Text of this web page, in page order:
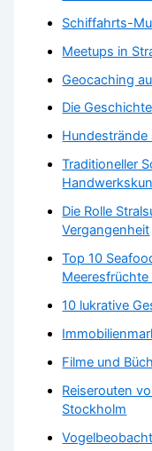
Schiffahrts-
Meetups in
Geocaching
Die
Hundestrände
Traditioneller
Die Rolle
Vergangenheit
Top 10
10 lukrative
Filme und
Reiserouten
Stockholm